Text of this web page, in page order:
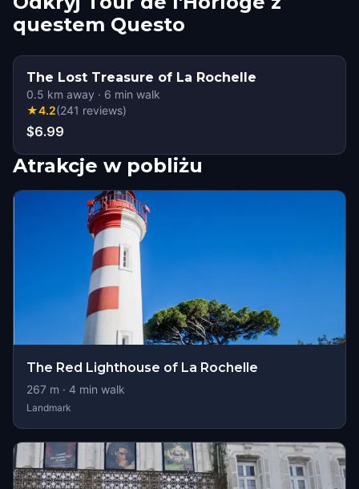
questem Questo
The Lost Treasure of La Rochelle
0.5 km away · 6 min walk
★4.2(241 reviews)
$6.99
Atrakcje w pobliżu
The Red Lighthouse of La Rochelle
267 m · 4 min walk
Landmark